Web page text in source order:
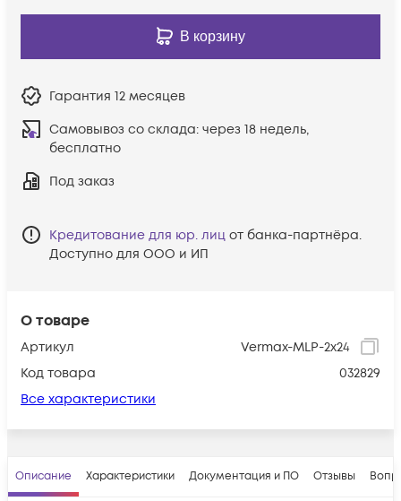
О товаре
Артикул
Vermax-MLP-2x24
Код товара
032829
Все характеристики
В корзину
Гарантия 12 месяцев
Самовывоз со склада: через 18 недель,
бесплатно
Под заказ
Кредитование для юр. лиц от банка-партнёра.
Доступно для ООО и ИП
Описание Характеристики Документация и ПО Отзывы